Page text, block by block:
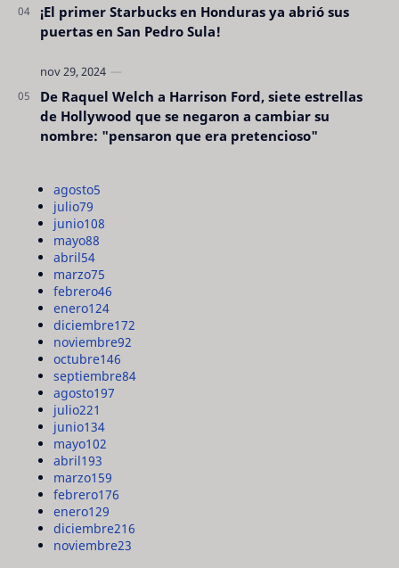
¡El primer Starbucks en Honduras ya abrió sus
puertas en San Pedro Sula!
De Raquel Welch a Harrison Ford, siete estrellas
de Hollywood que se negaron a cambiar su
nombre: "pensaron que era pretencioso"
agosto5
julio79
junio108
mayo88
abril54
marzo75
febrero46
enero124
diciembre172
noviembre92
octubre146
septiembre84
agosto197
julio221
junio134
mayo102
abril193
marzo159
febrero176
enero129
diciembre216
noviembre23